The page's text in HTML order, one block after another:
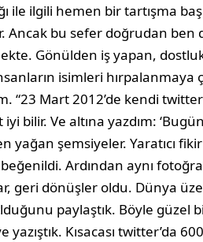
ile ilgili hemen bir tartışma
Ancak bu sefer doğrudan ben
Gönülden iş yapan,
isimleri hırpalanmaya
“23 Mart 2012’de kendi
bilir. Ve altına yazdım:
şemsiyeler. Yaratıcı fikir
Ardından aynı
geri dönüşler oldu. Dünya
paylaştık. Böyle güzel
Kısacası twitter’da